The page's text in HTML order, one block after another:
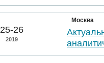
25-26
2019
Москва